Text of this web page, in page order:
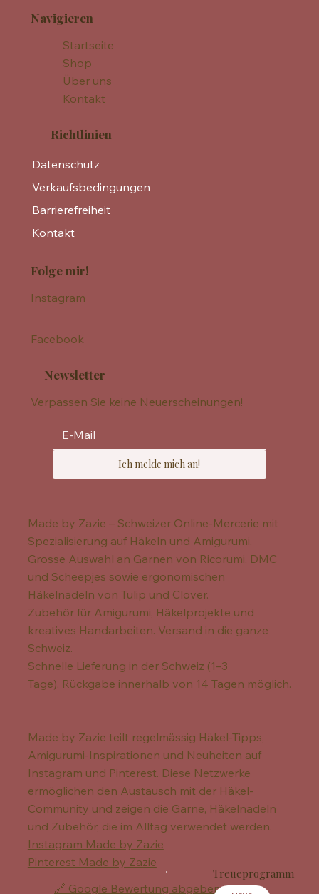
Navigieren
Startseite
Shop
Über uns
Kontakt
Richtlinien
Datenschutz
Verkaufsbedingungen
Barrierefreiheit
Kontakt
Folge mir!
Instagram
Facebook
Newsletter
Verpassen Sie keine Neuerscheinungen!
Ich melde mich an!
Made by Zazie – Schweizer Online-Mercerie mit
Spezialisierung auf Häkeln und Amigurumi.
Grosse Auswahl an Garnen von Ricorumi, DMC
und Scheepjes sowie ergonomischen
Häkelnadeln von Tulip und Clover.
Zubehör für Amigurumi, Häkelprojekte und
kreatives Handarbeiten. Versand in die ganze
Schweiz.
Schnelle Lieferung in der Schweiz (1–3
Tage). Rückgabe innerhalb von 14 Tagen möglich.
Made by Zazie teilt regelmässig Häkel-Tipps,
Amigurumi-Inspirationen und Neuheiten auf
Instagram und Pinterest. Diese Netzwerke
ermöglichen den Austausch mit der Häkel-
Community und zeigen die Garne, Häkelnadeln
und Zubehör, die im Alltag verwendet werden.
Instagram Made by Zazie
Pinterest Made by Zazie
🔗 Google Bewertung abgeben
Treueprogramm